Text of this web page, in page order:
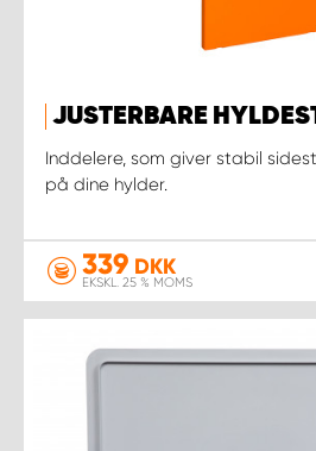
JUSTERBARE
Inddelere, som giver stabil
på dine hylder.
339 DKK
EKSKL. 25 % MOMS